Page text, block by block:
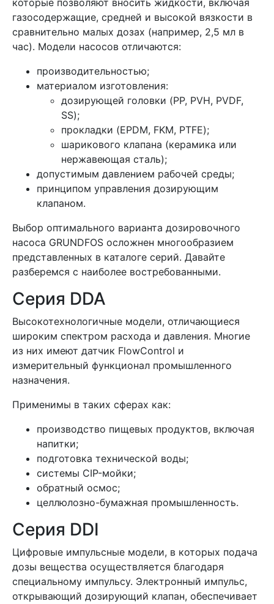
которые позволяют вносить жидкости, включая
газосодержащие, средней и высокой вязкости в
сравнительно малых дозах (например, 2,5 мл в
час). Модели насосов отличаются:
производительностью;
материалом изготовления:
дозирующей головки (PP, PVH, PVDF,
SS);
прокладки (EPDM, FKM, PTFE);
шарикового клапана (керамика или
нержавеющая сталь);
допустимым давлением рабочей среды;
принципом управления дозирующим
клапаном.
Выбор оптимального варианта дозировочного
насоса GRUNDFOS осложнен многообразием
представленных в каталоге серий. Давайте
разберемся с наиболее востребованными.
Серия DDA
Высокотехнологичные модели, отличающиеся
широким спектром расхода и давления. Многие
из них имеют датчик FlowControl и
измерительный функционал промышленного
назначения.
Применимы в таких сферах как:
производство пищевых продуктов, включая
напитки;
подготовка технической воды;
системы CIP-мойки;
обратный осмос;
целлюлозно-бумажная промышленность.
Серия DDI
Цифровые импульсные модели, в которых подача
дозы вещества осуществляется благодаря
специальному импульсу. Электронный импульс,
открывающий дозирующий клапан, обеспечивает